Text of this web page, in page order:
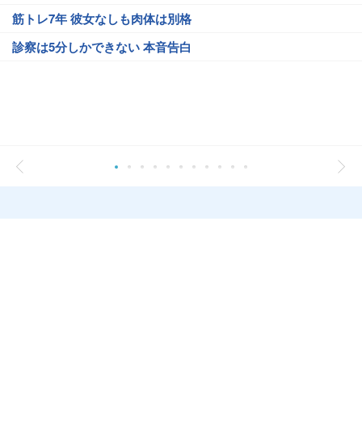
筋トレ7年 彼女なしも肉体は別格
診察は5分しかできない 本音告白